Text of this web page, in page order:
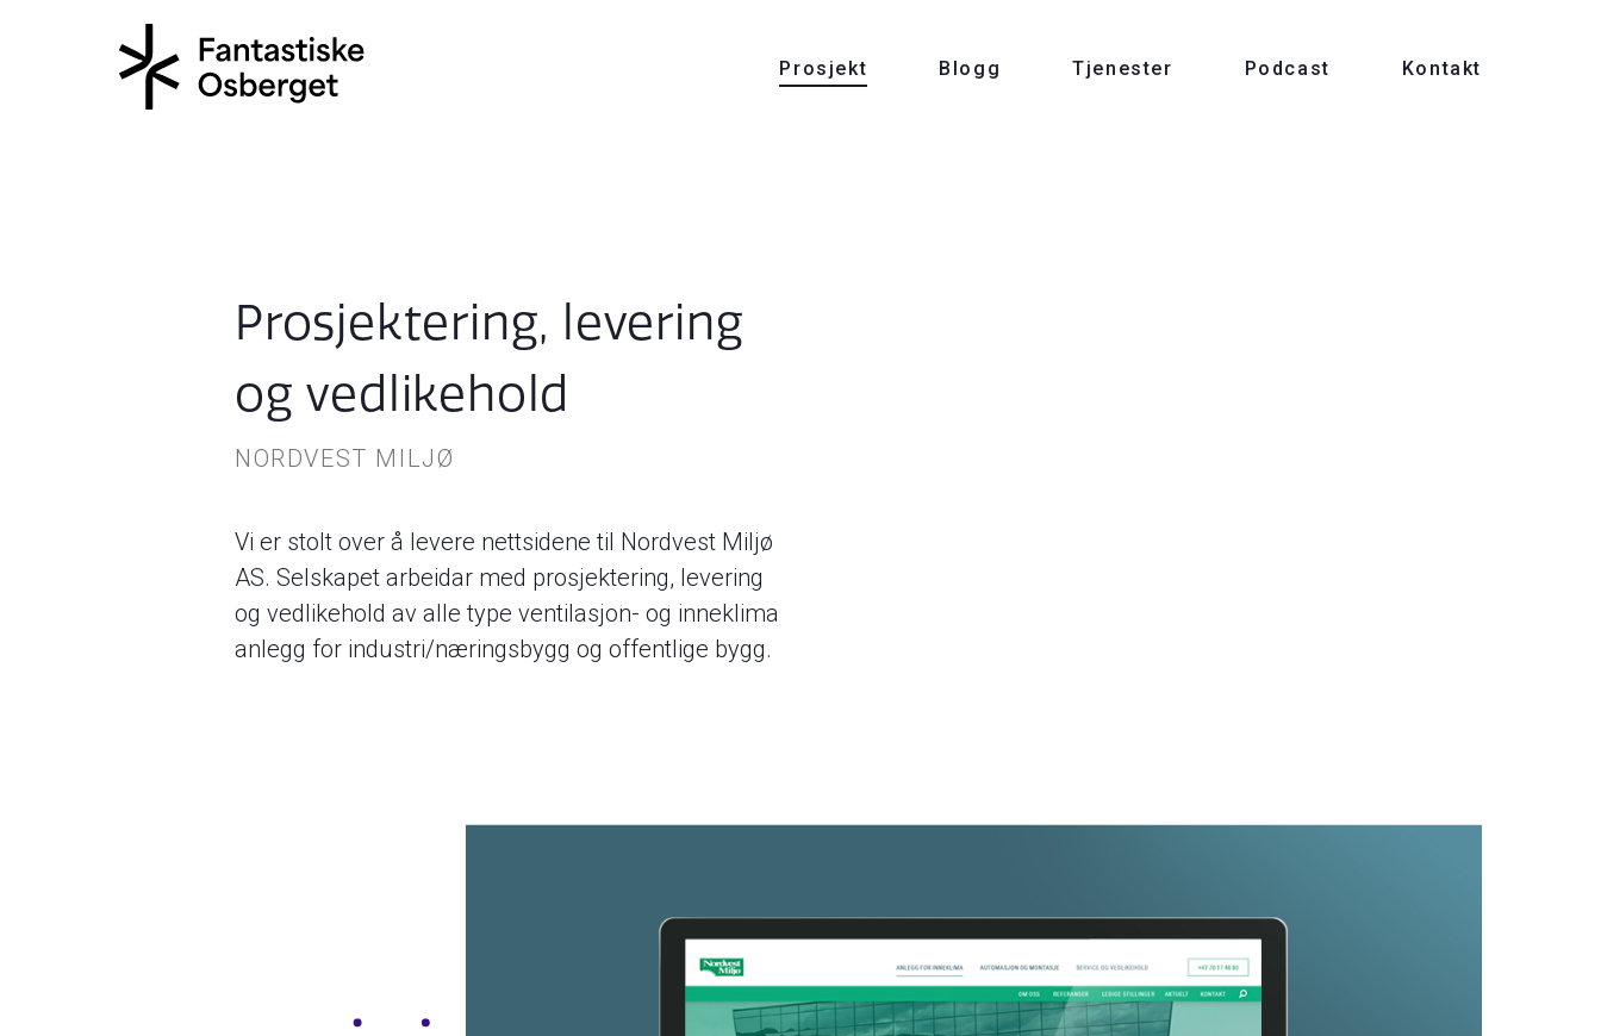
Prosjekt Blogg Tjenester Podcast Kontakt
Prosjektering, levering
og vedlikehold
NORDVEST MILJØ
Vi er stolt over å levere nettsidene til Nordvest Miljø
AS. Selskapet arbeidar med prosjektering, levering
og vedlikehold av alle type ventilasjon- og inneklima
anlegg for industri/næringsbygg og offentlige bygg.